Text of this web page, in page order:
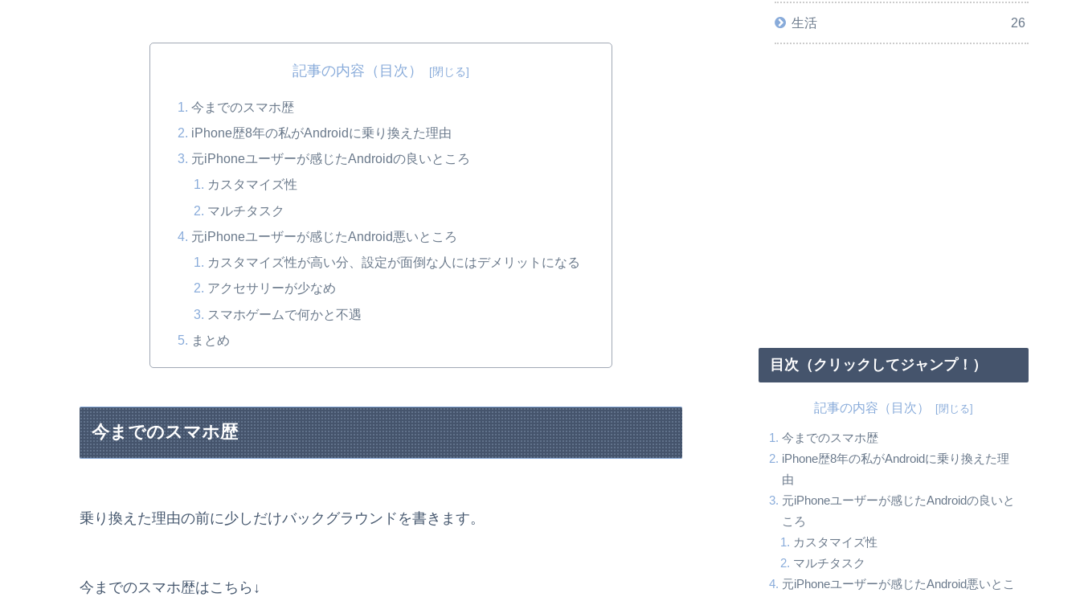
記事の内容（目次）
今までのスマホ歴
iPhone歴8年の私がAndroidに乗り換えた理由
元iPhoneユーザーが感じたAndroidの良いところ
カスタマイズ性
マルチタスク
元iPhoneユーザーが感じたAndroid悪いところ
カスタマイズ性が高い分、設定が面倒な人にはデメリットになる
アクセサリーが少なめ
スマホゲームで何かと不遇
まとめ
今までのスマホ歴
乗り換えた理由の前に少しだけバックグラウンドを書きます。
今までのスマホ歴はこちら↓
生活 26
目次（クリックしてジャンプ！）
記事の内容（目次）
今までのスマホ歴
iPhone歴8年の私がAndroidに乗り換えた理
由
元iPhoneユーザーが感じたAndroidの良いと
ころ
カスタマイズ性
マルチタスク
元iPhoneユーザーが感じたAndroid悪いとこ